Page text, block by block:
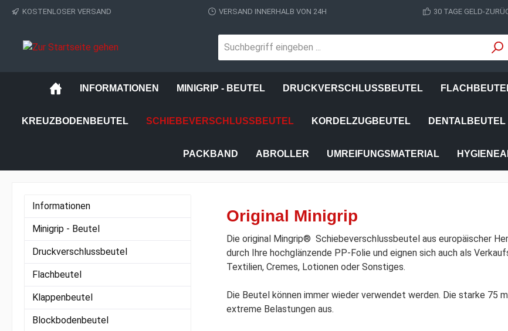
KOSTENLOSER VERSAND VERSAND INNERHALB VON 24H 30 TAGE GELD-
INFORMATIONEN MINIGRIP - BEUTEL DRUCKVERSCHLUSSBEUTEL
KREUZBODENBEUTEL SCHIEBEVERSCHLUSSBEUTEL KORDELZUGBEUTEL DENTALBEUTEL
PACKBAND ABROLLER UMREIFUNGSMATERIAL
Informationen
Minigrip - Beutel
Druckverschlussbeutel
Flachbeutel
Klappenbeutel
Blockbodenbeutel
Original Minigrip
Die original Mingrip® Schiebeverschlussbeutel aus europäischer
durch Ihre hochglänzende PP-Folie und eignen sich auch als
Textilien, Cremes, Lotionen oder Sonstiges.
Die Beutel können immer wieder verwendet werden. Die starke 75
extreme Belastungen aus.